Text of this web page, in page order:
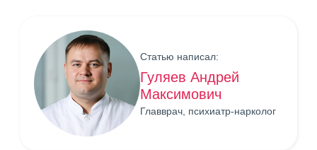
Статью написал:
Гуляев Андрей
Максимович
Главврач, психиатр-нарколог